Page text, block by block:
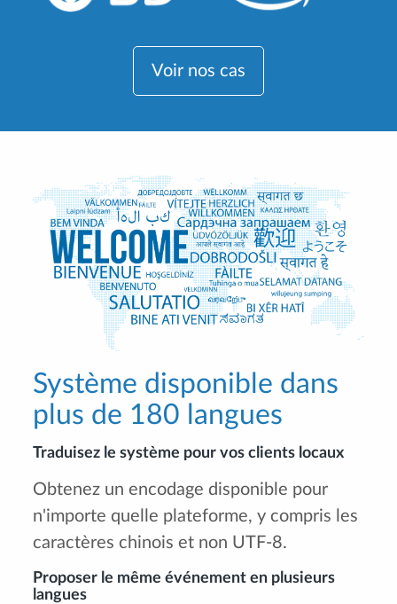
Voir nos cas
Système disponible dans
plus de 180 langues
Traduisez le système pour vos clients locaux
Obtenez un encodage disponible pour
n'importe quelle plateforme, y compris les
caractères chinois et non UTF-8.
Proposer le même événement en plusieurs
langues